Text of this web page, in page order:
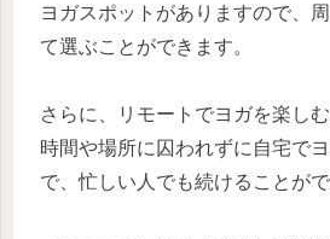
ヨガスポットがありますので、
て選ぶことができます。
さらに、リモートでヨガを楽し
時間や場所に囚われずに自宅で
で、忙しい人でも続けることがで